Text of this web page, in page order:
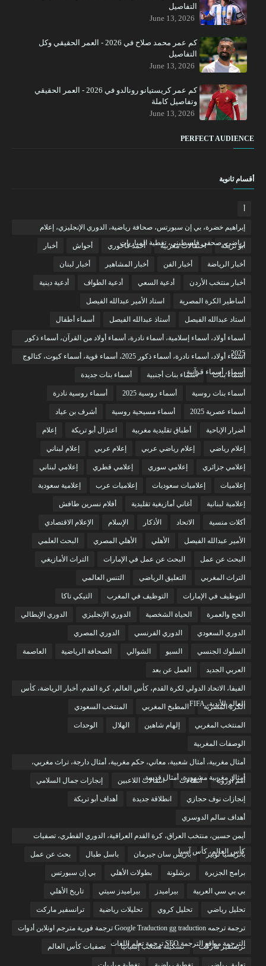
التفاصيل
June 13, 2026
كم عمر محمد صلاح في 2026 - العمر الحقيقي وكل
التفاصيل
June 13, 2026
كم عمر كريستيانو رونالدو في 2026 - العمر الحقيقي
وتفاصيل كاملة
June 13, 2026
PERFECT AUDIENCE
أقسام ثانوية
إبراهيم خضرة، بي إن سبورتس، صحافة رياضية، الدوري الإنجليزي، إعلام
رياضي، صحفي فلسطيني، تغطية المباريات
أبو تريكة احتفالات مغربية أحمد فاخوري أحواش أخبار
أخبار الرياضة أخبار الفن أخبار المشاهير أخبار لبنان
أخبار منتخب الأردن أدعية السعي أدعية الطواف أدعية دينية
أساطير الكرة المصرية استاد الأمير عبدالله الفيصل
استاد عبدالله الفيصل أستاذ عبدالله الفيصل أسماء أطفال
أسماء أولاد، أسماء إسلامية، أسماء نادرة، أسماء أولاد من القرآن، أسماء ذكور
2025
أسماء أولاد، أسماء نادرة، أسماء ذكور 2025، أسماء قوية، أسماء كيوت، كتالوج
أسماء، أسماء قرآنية
أسماء بنات أسماء بنات أجنبية أسماء بنات جديدة
أسماء بنات روسية أسماء روسية 2025 أسماء روسية نادرة
أسماء عصرية 2025 أسماء مسيحية روسية أشرف بن عياد
أضرار الإباحية أطباق تقليدية مغربية اعتزال أبو تريكة إعلام
إعلام رياضي إعلام رياضي عربي إعلام عربي إعلام لبناني
إعلامي جزائري إعلامي سوري إعلامي قطري إعلامي لبناني
إعلاميات إعلاميات سعوديات إعلاميات عرب إعلامية سعودية
إعلامية لبنانية أغاني أمازيغية تقليدية أفلام نسرين طافش
أكلات منسية الاتحاد الأذكار الإسلام الإعلام الاقتصادي
الأمير عبدالله الفيصل الأهلي الأهلي المصري البحث العلمي
البحث عن عمل البحث عن عمل في الإمارات التراث الأمازيغي
التراث المغربي التعليق الرياضي التنس العالمي
التوظيف في الإمارات التوظيف في المغرب التيكي تاكا
الحج والعمرة الحياة الشخصية الدوري الإنجليزي الدوري الإيطالي
الدوري السعودي الدوري الفرنسي الدوري المصري
السلوك الجنسي السيو الشوالي الصحافة الرياضية العاصمة
العربي الجديد العمل عن بعد
الفيفا، الاتحاد الدولي لكرة القدم، كأس العالم، كرة القدم، أخبار الرياضة، كأس
العالم للأندية، FIFA
الكرة المصرية المطبخ المغربي المنتخب السعودي
المنتخب المغربي إلهام شاهين الهلال الوحدات
الوصفات المغربية
أمثال مغربية، أمثال شعبية، معاني، حكم مغربية، أمثال دارجة، تراث مغربي،
أمثال مغربية مشهورة، أمثال قديمة،
أمم أوروبا انتقالات انتقالات اللاعبين إنجازات جمال السلامي
إنجازات نوف حجازي انطلاقة جديدة أهداف أبو تريكة
أهداف سالم الدوسري
أيمن حسين، منتخب العراق، كرة القدم العراقية، الدوري القطري، تصفيات
كأس العالم، كأس آسيا
باتريسيا لوبيز باريس سان جيرمان باسل طبال بحث عن عمل
برامج الجزيرة برشلونة بطولات الأهلي بي إن سبورتس
بي بي سي العربية بيراميدز بيراميدز سيتي تاريخ الأهلي
تحليل رياضي تحليل كروي تحليلات رياضية ترانسفير ماركت
ترجمة ترجمه Google Traduction gg traduction ترجمة فورية مترجم اونلاين أدوات
الترجمة مواقع الترجمة SEO ترجمة تعلم اللغات
ترنسفير ماركت تشكيلة منتخب إسبانيا تصفيات كأس العالم